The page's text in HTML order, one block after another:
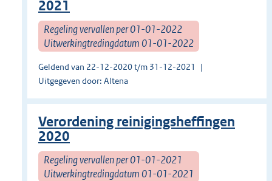
2021
Regeling vervallen per 01-01-2022
Uitwerkingtredingdatum 01-01-2022
Geldend van 22-12-2020 t/m 31-12-2021
Uitgegeven door: Altena
Verordening reinigingsheffingen
2020
Regeling vervallen per 01-01-2021
Uitwerkingtredingdatum 01-01-2021